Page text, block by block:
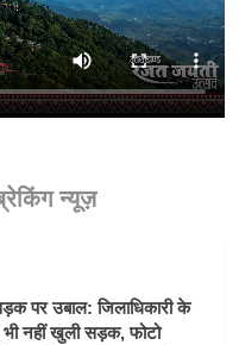
न्यूज़
पर उबाल: जिलाधिकारी के
भी नहीं खुली सड़क, फोटो